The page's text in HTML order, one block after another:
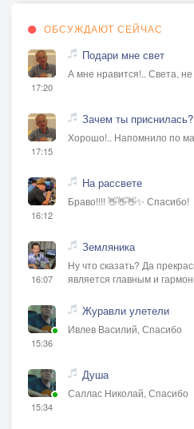
ОБСУЖДАЮТ СЕЙЧАС
17:20
Подари мне свет
А мне нравится!.. Света,
17:15
Зачем ты приснилась?
Хорошо!.. Напомнило по
16:12
На рассвете
Браво!!!! 👋👋👋✨ Спасибо!
16:07
Земляника
Ну что сказать? Да
является главным и
15:36
Журавли улетели
Ивлев Василий, Спасибо
15:34
Душа
Саллас Николай, Спасибо